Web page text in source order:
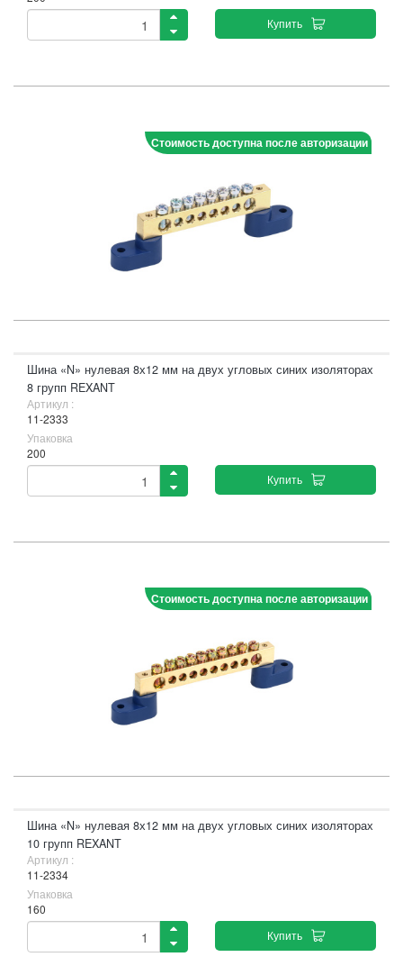
Купить
Стоимость доступна после авторизации
Шина «N» нулевая 8х12 мм на двух угловых синих изоляторах
8 групп REXANT
Артикул :
11-2333
Упаковка
200
Купить
Стоимость доступна после авторизации
Шина «N» нулевая 8х12 мм на двух угловых синих изоляторах
10 групп REXANT
Артикул :
11-2334
Упаковка
160
Купить